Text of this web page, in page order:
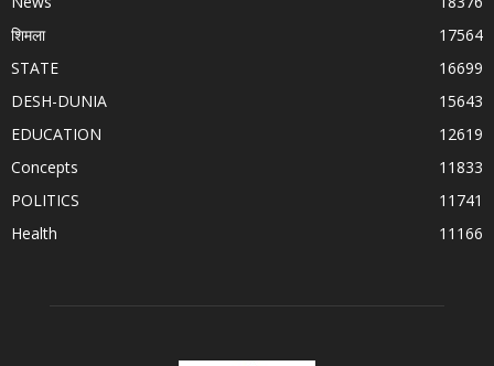
शिमला
17564
STATE
16699
DESH-DUNIA
15643
EDUCATION
12619
Concepts
11833
POLITICS
11741
Health
11166